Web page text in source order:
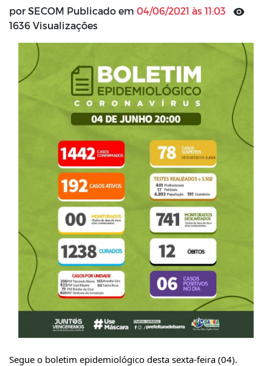
por SECOM Publicado em 04/06/2021 às 11:03
1636 Visualizações
Segue o boletim epidemiológico desta sexta-feira (04).